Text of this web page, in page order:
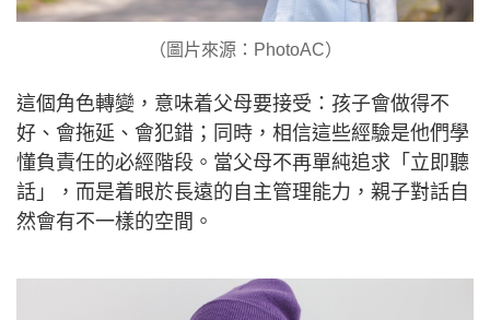
（圖片來源：PhotoAC）
這個角色轉變，意味着父母要接受：孩子會做得不
好、會拖延、會犯錯；同時，相信這些經驗是他們學
懂負責任的必經階段。當父母不再單純追求「立即聽
話」，而是着眼於長遠的自主管理能力，親子對話自
然會有不一樣的空間。